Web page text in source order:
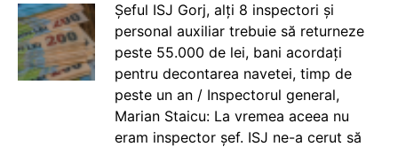
Șeful ISJ Gorj, alți 8 inspectori și
personal auxiliar trebuie să returneze
peste 55.000 de lei, bani acordați
pentru decontarea navetei, timp de
peste un an / Inspectorul general,
Marian Staicu: La vremea aceea nu
eram inspector șef. ISJ ne-a cerut să